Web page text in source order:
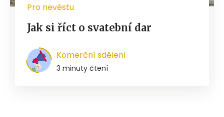
Pro nevěstu
Jak si říct o svatební dar
Komerční sdělení
3 minuty čtení